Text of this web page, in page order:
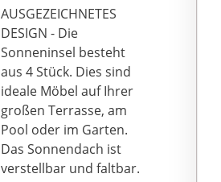
wunderschönen
Sternenhimmel
verwandeln
Besonders hohe 9cm
Sitzauflagen und 4 noch
dickere 17cm bequeme
Kissen bei einer
Sitzhöhe von 36cm
sorgen für hohen Sitz-
Wandelbares 2 in 1 Set -
aus der gemütlichen
Sitzgruppe für mehrere
Personen wird ganz
schnell eine
Sonnenliege mit großer
Liegefläche * das
Mittelteil kann, je nach
Bedarf, als Sitzplatz
AUSGEZEICHNETES
DESIGN - Die
Sonneninsel besteht
aus 4 Stück. Dies sind
ideale Möbel auf Ihrer
großen Terrasse, am
Pool oder im Garten.
Das Sonnendach ist
verstellbar und faltbar.